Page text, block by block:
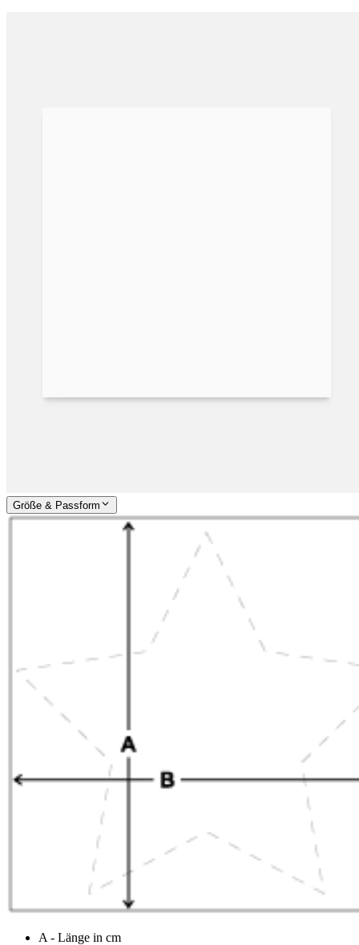
Größe & Passform
A - Länge in cm